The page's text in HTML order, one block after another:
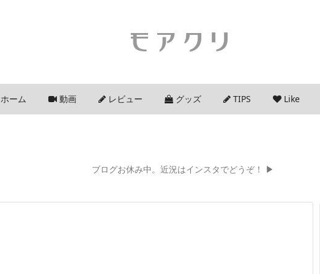
モアクリ
ホーム 動画 レビュー グッズ TIPS Like
ブログお休み中。近況はインスタでどうぞ！ ▶